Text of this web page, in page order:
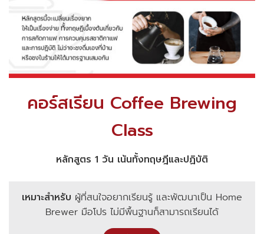
คอร์สเรียน Coffee Brewing
Class
หลักสูตร 1 วัน เน้นทั้งทฤษฎีและปฏิบัติ
เหมาะสำหรับ ผู้ที่สนใจอยากเรียนรู้ และพัฒนาเป็น Home
Brewer มือโปร ไม่มีพื้นฐานก็สามารถเรียนได้